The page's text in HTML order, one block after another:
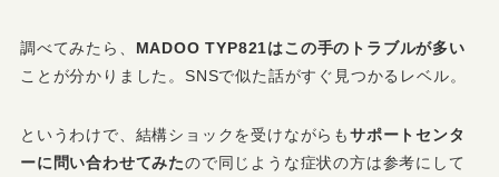
調べてみたら、 MADOO TYP821はこの手のトラブルが多い
ことが分かりました。SNSで似た話がすぐ見つかるレベル。
というわけで、結構ショックを受けながらもサポートセンタ
ーに問い合わせてみたので同じような症状の方は参考にして